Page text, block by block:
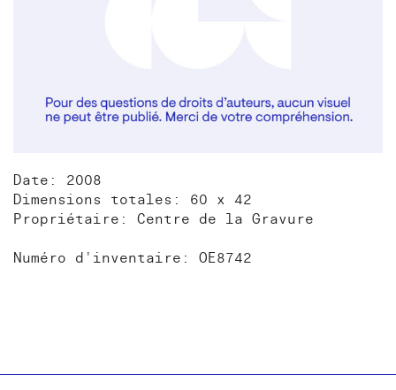
Date: 2008
Dimensions totales: 60 x 42
Propriétaire: Centre de la Gravure
Numéro d'inventaire: OE8742